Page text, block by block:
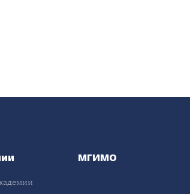
МГИМО